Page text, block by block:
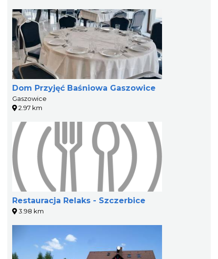
Dom Przyjęć Baśniowa Gaszowice
Gaszowice
2.97 km
Restauracja Relaks - Szczerbice
3.98 km